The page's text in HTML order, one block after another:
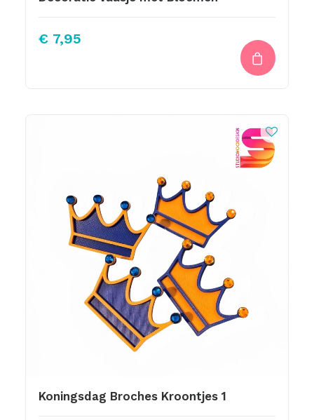
€ 7,95
Koningsdag Broches Kroontjes 1